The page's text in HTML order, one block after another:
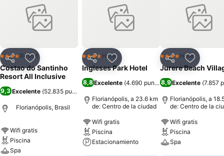
otras instalaciones. Los huéspedes también pueden disfrutar de una
amplia variedad de tratamientos de salud y belleza. Lo más
destacado de la zona es el mar y el campo. Moaña tiene 20 km de
el golf, así como para aquellos que buscan turismo de aventura.
Está situado en la ría de Vigo, frente a las Islas Cíes, y el hotel se
encuentra a tan solo 18km de Vigo y a 85km de Santiago de
Compostela. Hay un aparcamiento público gratuito en las
inmediaciones y un aparcamiento privado disponible en el
alojamiento por un suplemento.
CompartirAñadir a favoritos
4 EstrellasResort
Costao do Santinho
Resort All Inclusive
9,3 Excelente (52.835 puntuaciones
Florianópolis, Brasil
Wifi gratis
Piscina
Spa
CompartirAñadir a favoritos
4 EstrellasHotel
Ingleses Park Hotel
8,8Excelente (4.690 puntuaciones)
Florianópolis, a 23.6 km
de: Centro de la ciudad
Wifi gratis
Piscina
Estacionamiento
CompartirAñadir
4 EstrellasHotel
Jurere Beach
8,9Excelente (7.857
Florianópolis, a
de: Centro de la
Wifi gratis
Piscina
Spa